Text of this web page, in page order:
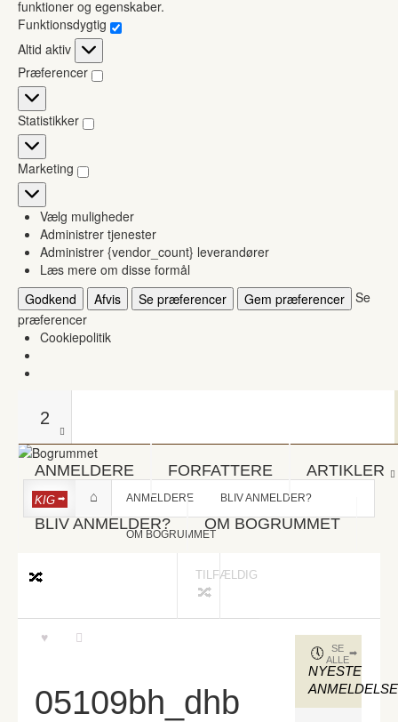
funktioner og egenskaber.
Funktionsdygtig
Funktionsdygtig
Altid aktiv
Præferencer
Præferencer
Statistikker
Statistikker
Marketing
Marketing
Vælg muligheder
Administrer tjenester
Administrer {vendor_count} leverandører
Læs mere om disse formål
Godkend
Afvis Se præferencer Gem præferencer Se
præferencer
Cookiepolitik
2
ANMELDERE FORFATTERE ARTIKLER
BLIV ANMELDER? OM BOGRUMMET
KIG ANMELDERE BLIV ANMELDER?
OM BOGRUMMET
TILFÆLDIG
05109bh_dhb
NYESTE
SE
ALLE